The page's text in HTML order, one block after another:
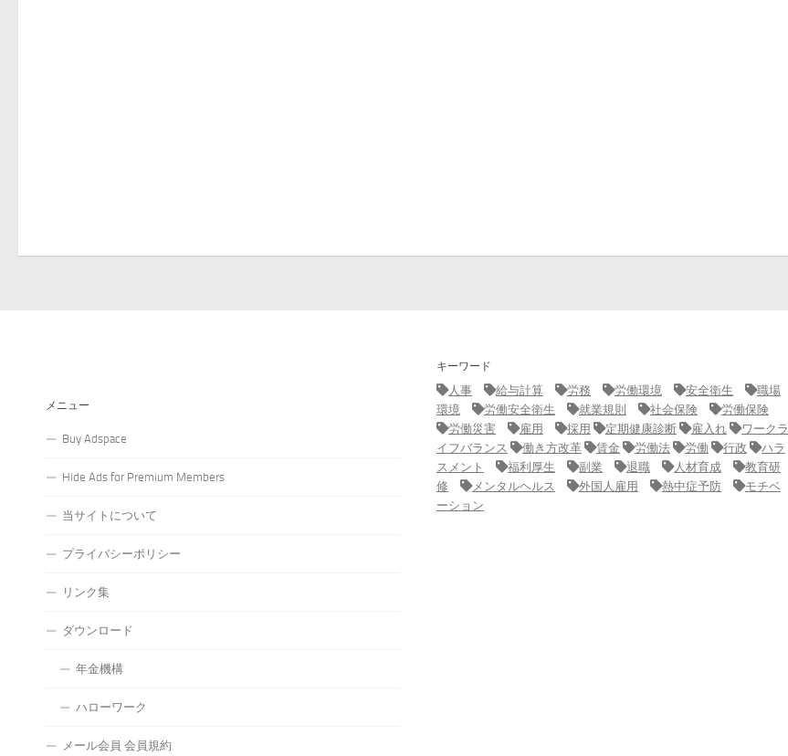
メニュー
Buy Adspace
Hide Ads for Premium Members
当サイトについて
プライバシーポリシー
リンク集
ダウンロード
年金機構
ハローワーク
メール会員 会員規約
キーワード
人事
給与計算 労務 労働環境 安全衛生
職場
環境
労働安全衛生 就業規則 社会保険
労働保険
労働災害
雇用 採用 定期健康診断 雇入れ
ワークラ
イフバランス
働き方改革 賃金 労働法 労働 行政
ハラ
スメント
福利厚生 副業 退職 人材育成
教育研
修
メンタルヘルス 外国人雇用 熱中症予防
モチベ
ーション